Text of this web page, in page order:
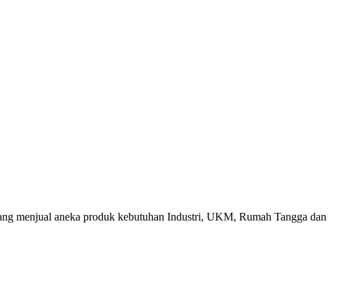
menjual aneka produk kebutuhan Industri, UKM, Rumah Tangga dan